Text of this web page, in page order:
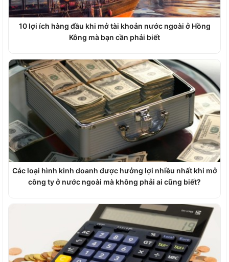
10 lợi ích hàng đầu khi mở tài khoản nước ngoài ở Hồng
Kông mà bạn cần phải biết
Các loại hình kinh doanh được hưởng lợi nhiều nhất khi mở
công ty ở nước ngoài mà không phải ai cũng biết?